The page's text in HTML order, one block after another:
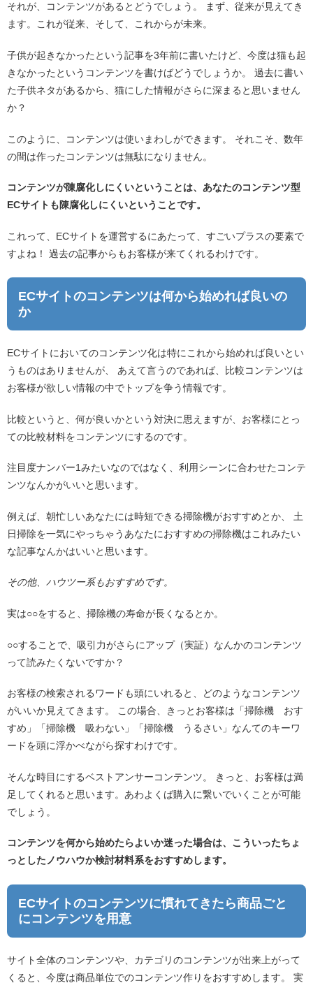
それが、コンテンツがあるとどうでしょう。 まず、従来が見えてき
ます。これが従来、そして、これからが未来。
子供が起きなかったという記事を3年前に書いたけど、今度は猫も起
きなかったというコンテンツを書けばどうでしょうか。 過去に書い
た子供ネタがあるから、猫にした情報がさらに深まると思いません
か？
このように、コンテンツは使いまわしができます。 それこそ、数年
の間は作ったコンテンツは無駄になりません。
コンテンツが陳腐化しにくいということは、あなたのコンテンツ型
ECサイトも陳腐化しにくいということです。
これって、ECサイトを運営するにあたって、すごいプラスの要素で
すよね！ 過去の記事からもお客様が来てくれるわけです。
ECサイトのコンテンツは何から始めれば良いの
か
ECサイトにおいてのコンテンツ化は特にこれから始めれば良いとい
うものはありませんが、 あえて言うのであれば、比較コンテンツは
お客様が欲しい情報の中でトップを争う情報です。
比較というと、何が良いかという対決に思えますが、お客様にとっ
ての比較材料をコンテンツにするのです。
注目度ナンバー1みたいなのではなく、利用シーンに合わせたコンテ
ンツなんかがいいと思います。
例えば、朝忙しいあなたには時短できる掃除機がおすすめとか、 土
日掃除を一気にやっちゃうあなたにおすすめの掃除機はこれみたい
な記事なんかはいいと思います。
その他、ハウツー系もおすすめです。
実は○○をすると、掃除機の寿命が長くなるとか。
○○することで、吸引力がさらにアップ（実証）なんかのコンテンツ
って読みたくないですか？
お客様の検索されるワードも頭にいれると、どのようなコンテンツ
がいいか見えてきます。 この場合、きっとお客様は「掃除機 おす
すめ」「掃除機 吸わない」「掃除機 うるさい」なんてのキーワ
ードを頭に浮かべながら探すわけです。
そんな時目にするベストアンサーコンテンツ。 きっと、お客様は満
足してくれると思います。あわよくば購入に繋いでいくことが可能
でしょう。
コンテンツを何から始めたらよいか迷った場合は、こういったちょ
っとしたノウハウか検討材料系をおすすめします。
ECサイトのコンテンツに慣れてきたら商品ごと
にコンテンツを用意
サイト全体のコンテンツや、カテゴリのコンテンツが出来上がって
くると、今度は商品単位でのコンテンツ作りをおすすめします。 実